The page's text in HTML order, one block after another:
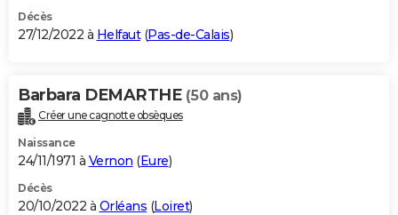
Décès
27/12/2022 à Helfaut(Pas-de-Calais)
Barbara DEMARTHE (50 ans)
Créer une cagnotte obsèques
Naissance
24/11/1971 à Vernon (Eure)
Décès
20/10/2022 à Orléans (Loiret)